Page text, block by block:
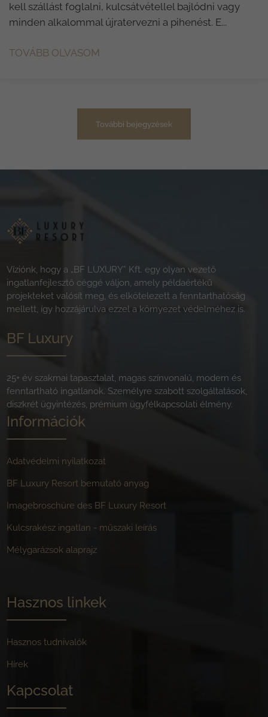
kell szállást foglalni, kulcsátvétellel bajlódni vagy
minden alkalommal újratervezni a pihenést. E...
TOVÁBB OLVASOM
További bejegyzések
Víziónk, hogy a „BF LUXURY” Kft. egy olyan vezető
ingatlanfejlesztő céggé váljon, amely példaértékű
projekteket valósít meg, és elkötelezett a fenntarthatóság
mellett, így hozzájárulva ezzel a környezet védelméhez is.
BF Luxury
25+ év szakmai tapasztalat, magas színvonalú, modern és
fenntartható ingatlanok. Személyre szabott szolgáltatások,
diszkrét ügyintézés, prémium ügyfélkapcsolati élmény.
Információk
Adatvédelmi nyilatkozat
BF Luxury Resort bemutató anyag
Imagebroschüre des BF Luxury Resort
Kulcsrakész ingatlan - műszaki leírás
Mélygarázsok alaprajz
Hasznos linkek
Hasznos tudnivalók
Hírek
Kapcsolat